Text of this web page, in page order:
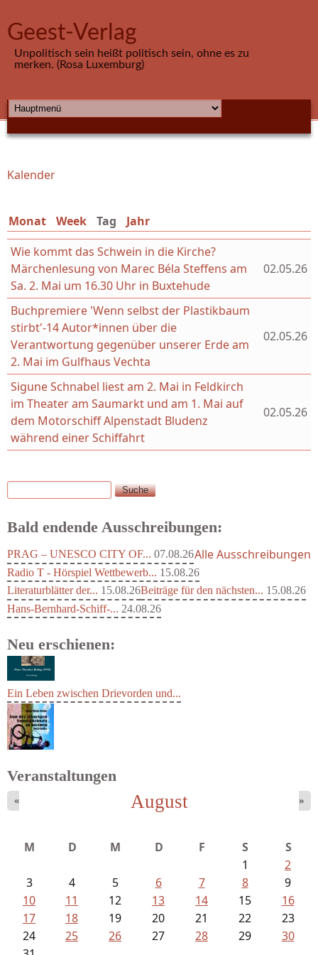
Geest-Verlag
Unpolitisch sein heißt politisch sein, ohne es zu
merken. (Rosa Luxemburg)
HAUPTMENÜ
Sie sind hier
Kalender
Monat Week Tag (aktiver Reiter)
Jahr
Wie kommt das Schwein in die Kirche?
Märchenlesung von Marec Béla Steffens am
Sa. 2. Mai um 16.30 Uhr in Buxtehude
02.05.26
Buchpremiere 'Wenn selbst der Plastikbaum
stirbt'-14 Autor*innen über die
Verantwortung gegenüber unserer Erde am
2. Mai im Gulfhaus Vechta
02.05.26
Sigune Schnabel liest am 2. Mai in Feldkirch
im Theater am Saumarkt und am 1. Mai auf
dem Motorschiff Alpenstadt Bludenz
während einer Schiffahrt
02.05.26
Suchformular
Suche
Bald endende Ausschreibungen:
PRAG – UNESCO CITY OF... 07.08.26
Radio T - Hörspiel Wettbewerb... 15.08.26
Literaturblätter der... 15.08.26Beiträge für den nächsten... 15.08.26
Hans-Bernhard-Schiff-... 24.08.26
Alle Ausschreibungen
Neu erschienen:
Ein Leben zwischen Drievorden und...
Fischer, Frank Maria - Von der...
Veranstaltungen
August
« »
M D M D F S
S
1
2
3
4 5 6 7 8
9
10
11 12 13 14 15
16
17
18 19 20 21 22
23
24
25 26 27 28 29
30